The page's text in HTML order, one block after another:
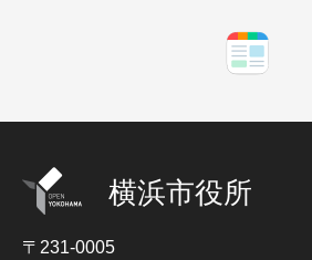
横浜市役所
〒231-0005